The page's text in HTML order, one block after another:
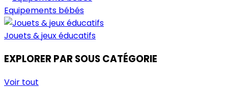
Equipements bébés
Jouets & jeux éducatifs
EXPLORER PAR SOUS CATÉGORIE
Voir tout